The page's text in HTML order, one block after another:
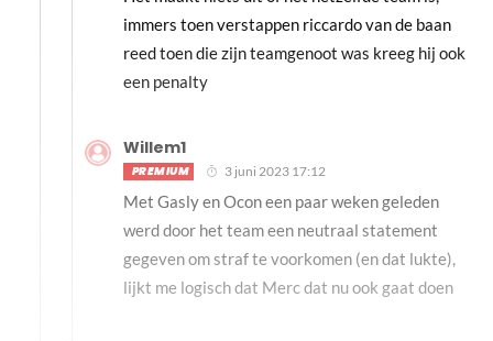
immers toen verstappen riccardo van de baan
reed toen die zijn teamgenoot was kreeg hij ook
een penalty
Willem1
PREMIUM 3 juni 2023 17:12
Met Gasly en Ocon een paar weken geleden
werd door het team een neutraal statement
gegeven om straf te voorkomen (en dat lukte),
lijkt me logisch dat Merc dat nu ook gaat doen